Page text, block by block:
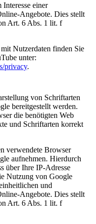
einer
Angebote. Dies stellt
Art. 6 Abs. 1 lit. f
Nutzerdaten finden Sie
unter:
privacy.
von Schriftarten
bereitgestellt werden.
die benötigten Web
und Schriftarten korrekt
verwendete Browser
aufnehmen. Hierdurch
über Ihre IP-Adresse
Nutzung von Google
und
Angebote. Dies stellt
Art. 6 Abs. 1 lit. f